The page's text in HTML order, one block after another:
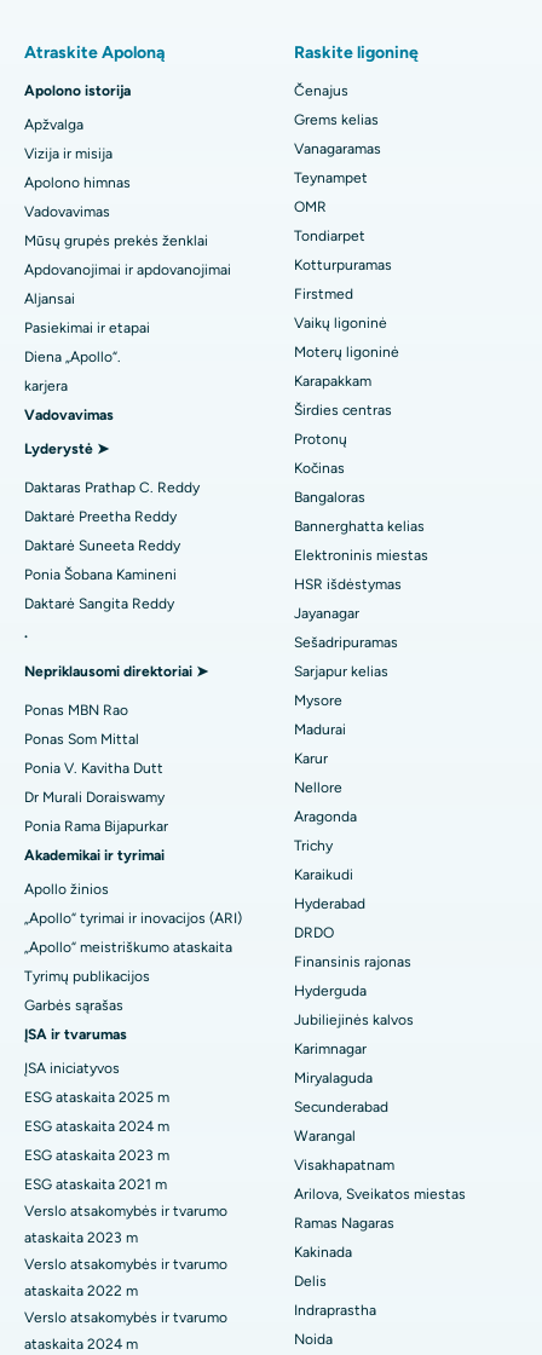
Rasti odontologą
Rasti pediatriją
Rasti dermatologą
Rasti urologą
Rasti diabetologą
Rasti ginekologą
Rasti bendrosios praktikos gydytoją
Rasti psichologą
Rasti bendrosios praktikos chirurgą
Geriausia ligoninė PH Road, Čenajuje
Geriausias širdies centras „Thousand Lights“ rajone, Čenajuje
Geriausia ligoninė Jubilee Hills rajone, Haidarabade
Geriausia ligoninė Tondiarpete, Čenajuje
Geriausia ligoninė Kotturpurame, Čenajuje
Geriausia ligoninė Kovai Road, Karur
Geriausia ligoninė Karapakkame, Čenajuje
Geriausia ligoninė Arilovoje, Vizage
Geriausia ligoninė Kanpur Road, Laknau
Geriausia ligoninė 26 sektoriuje, Noidoje
Geriausia ligoninė Gandhinagare, Ahmedabade
Geriausia ligoninė Aragondoje, Andhra Pradeše
Geriausia ligoninė Bannerghatta Road, Bangalore
Geriausia ligoninė 15-ajame skyriuje, Bhubanešvare
Geriausia ligoninė Seepat Road, Bilaspur
Geriausia ligoninė Ellisbridge mieste, Ahmedabade
Geriausia ligoninė Naujajame Delyje
Geriausia ligoninė DRDO, Haidarabade
Geriausia ligoninė GS Road, Guwahati
Geriausia ligoninė Hydergudoje, Hyderabade
Geriausia ligoninė Vijay Nagare, Indore
Geriausia ligoninė Suryaraopeta Main Road, Kakinada
Geriausia ligoninė Canal Circular Road, Kolkata
Geriausia ligoninė CBD Belapure, Navi Mumbajuje
Geriausia ligoninė Pančavatyje, Našike
Geriausia ligoninė Secunderabade, Haidarabade
Geriausia ligoninė Seshadripurame, Bangalore
pakeitimas
Greitasis kelio sąnario pakeitimas dienos priežiūros centre
Rankovių gastrektomija
Rinoplasty
liposuction
Koronarinė angiograma
Transkateterio aortos vožtuvo pakeitimas
MitraClip vožtuvų remontas
Minimaliai invazinė širdies chirurgija
Kateterio abliacija
ACL rekonstrukcinė chirurgija
Endometriumo abliacija
Gimdos arterijų embolizacija
Kiaušidžių cistektomija
Krūties vėžio chirurgija
kolonoskopija
Polypectomy
Gili smegenų stimuliacija
Peritoninė dializė
Inkstų biopsija
Paratiroidektomija
Citoredukcinė chirurgija
Keraminis viso kelio pakeitimas
ERCP
Atraskite Apoloną
Apolono istorija
Apžvalga
Vizija ir misija
Apolono himnas
Vadovavimas
Mūsų grupės prekės ženklai
Apdovanojimai ir apdovanojimai
Aljansai
Pasiekimai ir etapai
Diena „Apollo“.
karjera
Vadovavimas
Lyderystė ➤
Daktaras Prathap C. Reddy
Daktarė Preetha Reddy
Daktarė Suneeta Reddy
Ponia Šobana Kamineni
Daktarė Sangita Reddy
.
Nepriklausomi direktoriai ➤
Ponas MBN Rao
Ponas Som Mittal
Ponia V. Kavitha Dutt
Dr Murali Doraiswamy
Ponia Rama Bijapurkar
Akademikai ir tyrimai
Apollo žinios
„Apollo“ tyrimai ir inovacijos (ARI)
„Apollo“ meistriškumo ataskaita
Tyrimų publikacijos
Garbės sąrašas
ĮSA ir tvarumas
ĮSA iniciatyvos
ESG ataskaita 2025 m
ESG ataskaita 2024 m
ESG ataskaita 2023 m
ESG ataskaita 2021 m
Verslo atsakomybės ir tvarumo
ataskaita 2023 m
Verslo atsakomybės ir tvarumo
ataskaita 2022 m
Verslo atsakomybės ir tvarumo
ataskaita 2024 m
Raskite ligoninę
Čenajus
Grems kelias
Vanagaramas
Teynampet
OMR
Tondiarpet
Kotturpuramas
Firstmed
Vaikų ligoninė
Moterų ligoninė
Karapakkam
Širdies centras
Protonų
Kočinas
Bangaloras
Bannerghatta kelias
Elektroninis miestas
HSR išdėstymas
Jayanagar
Sešadripuramas
Sarjapur kelias
Mysore
Madurai
Karur
Nellore
Aragonda
Trichy
Karaikudi
Hyderabad
DRDO
Finansinis rajonas
Hyderguda
Jubiliejinės kalvos
Karimnagar
Miryalaguda
Secunderabad
Warangal
Visakhapatnam
Arilova, Sveikatos miestas
Ramas Nagaras
Kakinada
Delis
Indraprastha
Noida